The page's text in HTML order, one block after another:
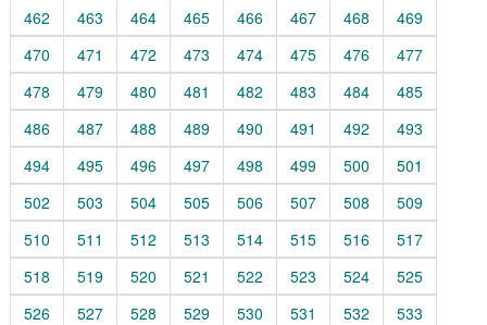
462
463 464 465 466 467 468
469
470
471 472 473 474 475 476
477
478
479 480 481 482 483 484
485
486
487 488 489 490 491 492
493
494
495 496 497 498 499 500
501
502
503 504 505 506 507 508
509
510
511 512 513 514 515 516
517
518
519 520 521 522 523 524
525
526
527 528 529 530 531 532
533